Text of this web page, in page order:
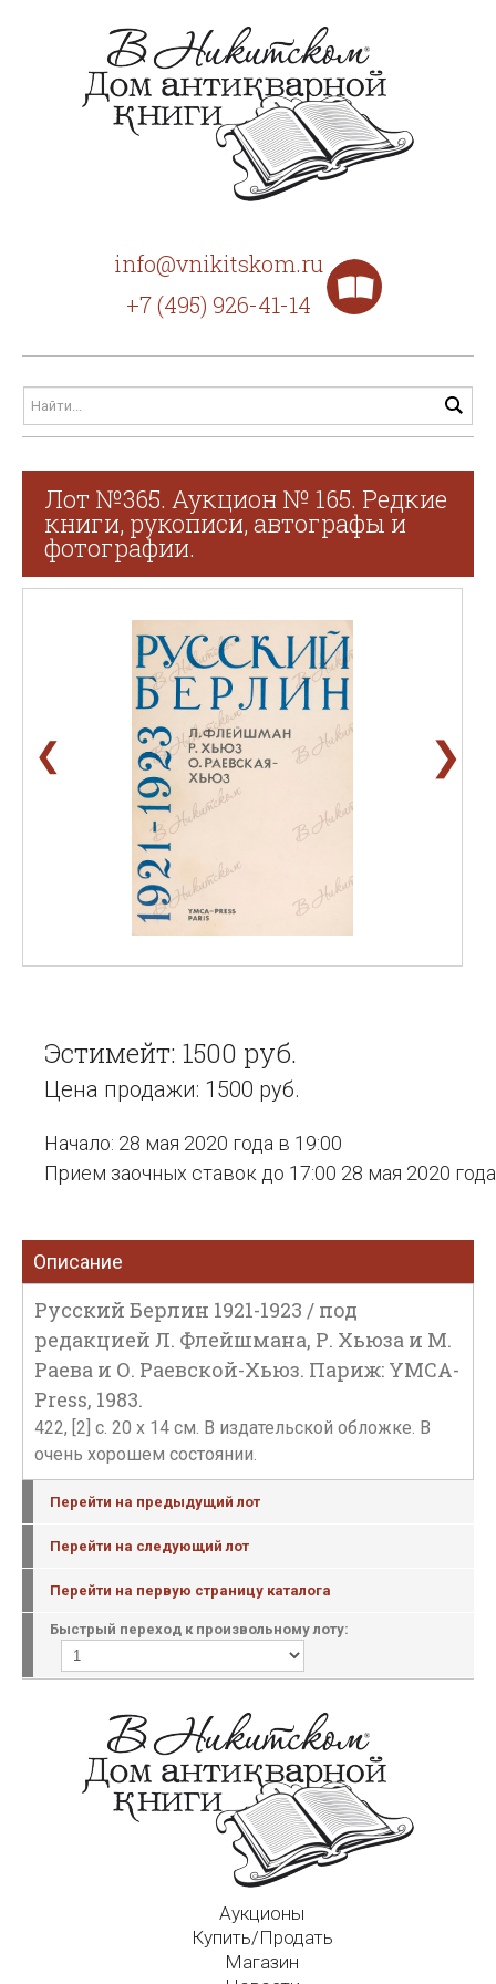
info@vnikitskom.ru
+7 (495) 926-41-14
Лот №365. Аукцион № 165. Редкие
книги, рукописи, автографы и
фотографии.
❮ ❯
Эстимейт: 1500 руб.
Цена продажи: 1500 руб.
Начало: 28 мая 2020 года в 19:00
Прием заочных ставок до 17:00 28 мая 2020 года
Описание
Русский Берлин 1921-1923 / под
редакцией Л. Флейшмана, Р. Хьюза и М.
Раева и О. Раевской-Хьюз. Париж: YMCA-
Press, 1983.
422, [2] с. 20 х 14 см. В издательской обложке. В
очень хорошем состоянии.
Перейти на предыдущий лот
Перейти на следующий лот
Перейти на первую страницу каталога
Быстрый переход к произвольному лоту:
Аукционы
Купить/Продать
Магазин